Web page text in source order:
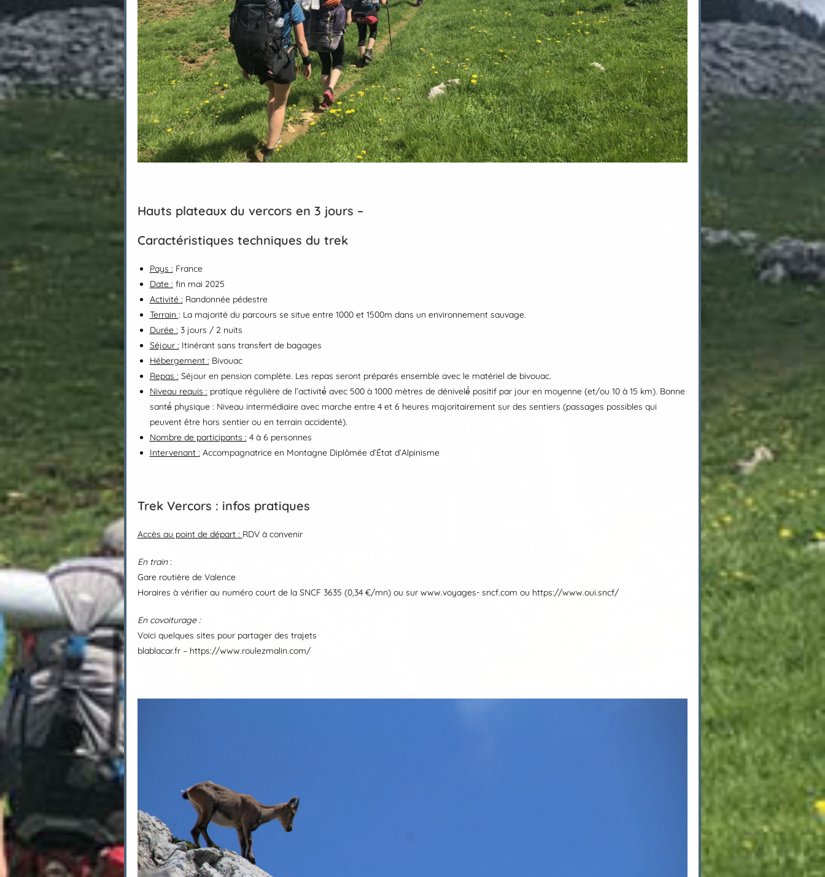
Hauts plateaux du vercors en 3 jours –
Caractéristiques techniques du trek
Pays : France
Date : fin mai 2025
Activité : Randonnée pédestre
Terrain : La majorité du parcours se situe entre 1000 et 1500m dans un environnement sauvage.
Durée : 3 jours / 2 nuits
Séjour : Itinérant sans transfert de bagages
Hébergement : Bivouac
Repas : Séjour en pension complète. Les repas seront préparés ensemble avec le matériel de bivouac.
Niveau requis : pratique régulière de l’activité́ avec 500 à 1000 mètres de dénivelé́ positif par jour en moyenne (et/ou 10 à 15 km). Bonne
santé́ physique : Niveau intermédiaire avec marche entre 4 et 6 heures majoritairement sur des sentiers (passages possibles qui
peuvent être hors sentier ou en terrain accidenté).
Nombre de participants : 4 à 6 personnes
Intervenant : Accompagnatrice en Montagne Diplômée d’État d’Alpinisme
Trek Vercors : infos pratiques
Accès au point de départ : RDV à convenir
En train:
Gare routière de Valence
Horaires à vérifier au numéro court de la SNCF 3635 (0,34 €/mn) ou sur www.voyages- sncf.com ou https://www.oui.sncf/
En covoiturage :
Voici quelques sites pour partager des trajets
blablacar.fr – https://www.roulezmalin.com/